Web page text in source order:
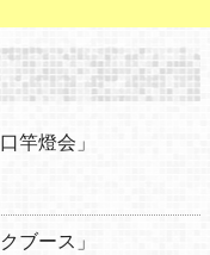
竿燈会」
ブース」